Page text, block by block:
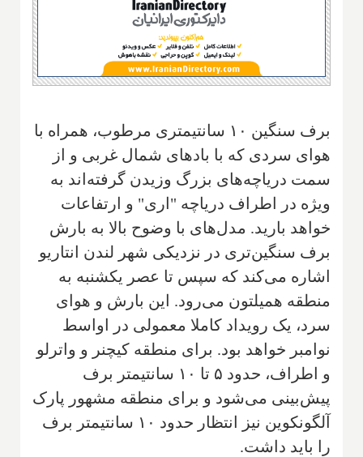
برف سنگین ۱۰ سانتیمتری مرطوب، همراه با
هوای سردی که با بادهای شمال غربی و از
سمت دریاچه‌های بزرگ وزیدن گرفته‌اند به
ویژه در اطراف دریاچه "اری" و ارتفاعات
خواهد بارید. مدل‌های با وضوح بالا به بارش
برف سنگین‌تری در نزدیکی شهر لندن انتاریو
اشاره می‌کند که سپس تا عصر یکشنبه به
منطقه همیلتون می‌رود. این بارش و هوای
سرد، یک رویداد کاملا معمولی در اواسط
نوامبر خواهد بود. برای منطقه کیچنر‌ و واترلو
و اطراف، حدود ۵ تا ۱۰ سانتیمتر برف
پیش‌بینی می‌شود و برای منطقه مشهور پارک
آلگونکوین نیز انتظار حدود ۱۰ سانتیمتر برف
را باید داشت.